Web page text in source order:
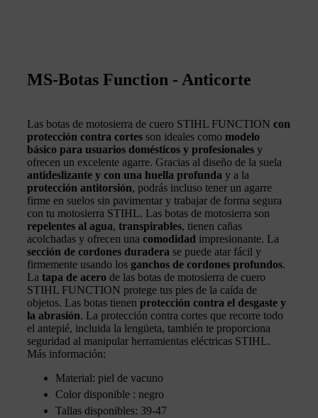
MS-Botas Function - Anticorte
Las botas de motosierra de cuero STIHL FUNCTION con
protección contra cortes son ideales como modelo
básico para usuarios domésticos y profesionales y
ofrecen un excelente agarre. Gracias al diseño de la suela
antideslizante y con una huella profunda y a la
protección antitorsión, podrás incluso tener un agarre
firme en suelos sin pavimentar y trabajar de forma segura
con tu motosierra STIHL. Las botas de motosierra son
repelentes al agua, transpirables, tienen cañas
acolchadas y ofrecen una comodidad impresionante. La
sección de cordones duradera se puede atar fácil y
firmemente usando los ganchos de cordones profundos.
La tapa de acero de las botas de motosierra de cuero
STIHL FUNCTION protege tus pies de la caída de
objetos. Las botas tienen protección contra el desgaste y
la abrasión. La protección contra cortes que recorre todo
el antepié, incluida la lengüeta, también te proporciona
seguridad al manipular herramientas eléctricas STIHL.
Más información:
Material: piel de vacuno
Color disponible : negro
Tallas disponibles: 39-47